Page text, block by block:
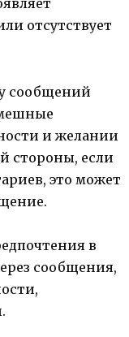
отсутствует
сообщений
и желании
стороны, если
это может
в
сообщения,